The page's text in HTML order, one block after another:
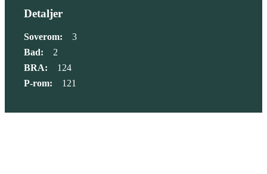
Detaljer
Soverom:
3
Bad:
2
BRA:
124
P-rom:
121